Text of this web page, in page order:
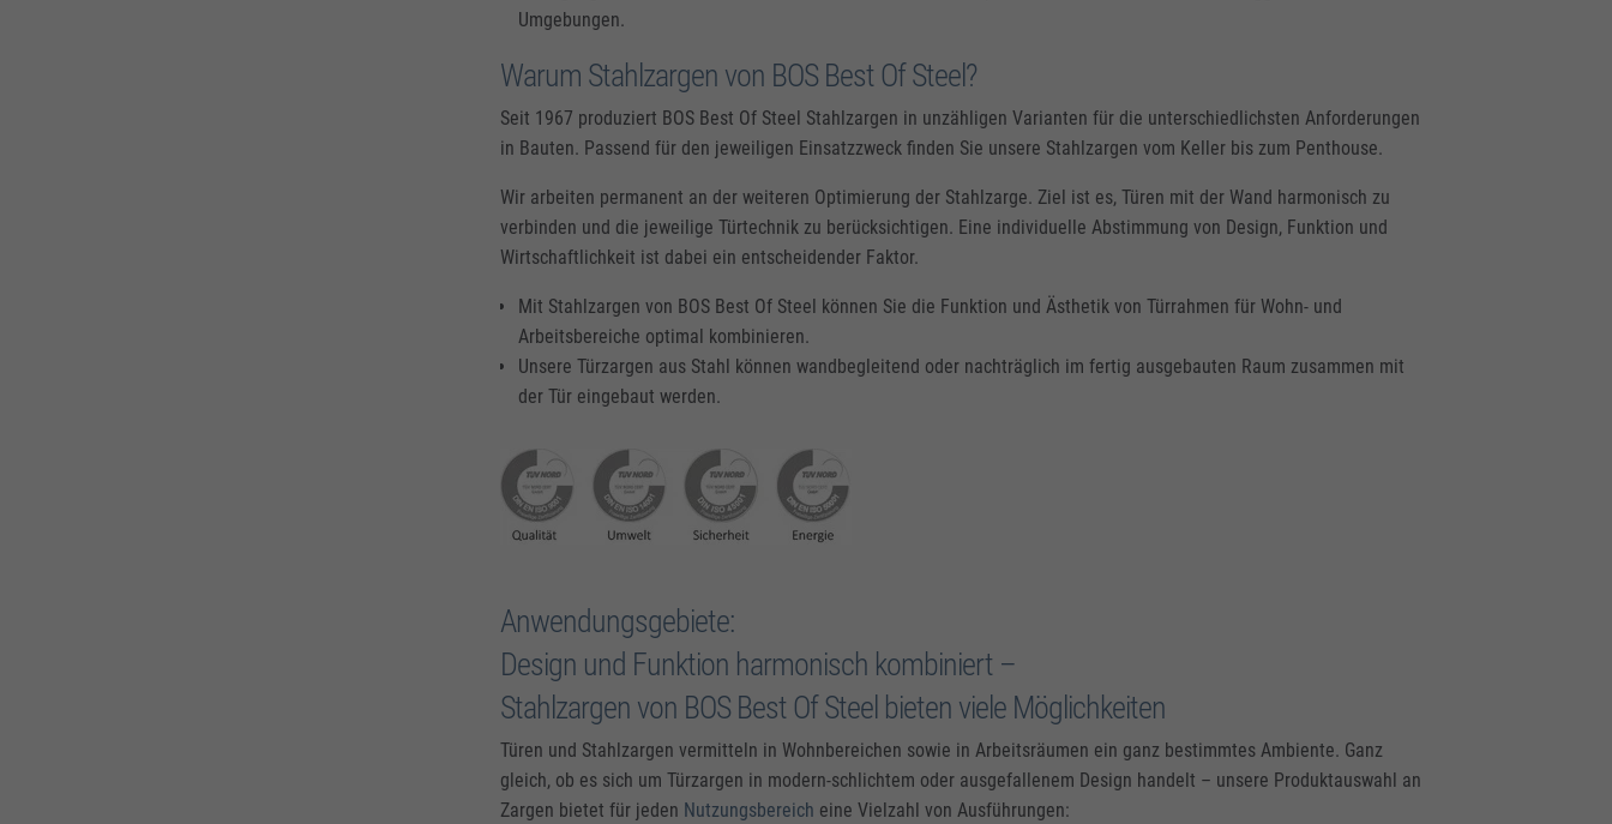
Umgebungen.
Warum Stahlzargen von BOS Best Of Steel?
Seit 1967 produziert BOS Best Of Steel Stahlzargen in unzähligen Varianten für die unterschiedlichsten Anforderungen
in Bauten. Passend für den jeweiligen Einsatzzweck finden Sie unsere Stahlzargen vom Keller bis zum Penthouse.
Wir arbeiten permanent an der weiteren Optimierung der Stahlzarge. Ziel ist es, Türen mit der Wand harmonisch zu
verbinden und die jeweilige Türtechnik zu berücksichtigen. Eine individuelle Abstimmung von Design, Funktion und
Wirtschaftlichkeit ist dabei ein entscheidender Faktor.
Mit Stahlzargen von BOS Best Of Steel können Sie die Funktion und Ästhetik von Türrahmen für Wohn- und
Arbeitsbereiche optimal kombinieren.
Unsere Türzargen aus Stahl können wandbegleitend oder nachträglich im fertig ausgebauten Raum zusammen mit
der Tür eingebaut werden.
Anwendungsgebiete:
Design und Funktion harmonisch kombiniert –
Stahlzargen von BOS Best Of Steel bieten viele Möglichkeiten
Türen und Stahlzargen vermitteln in Wohnbereichen sowie in Arbeitsräumen ein ganz bestimmtes Ambiente. Ganz
gleich, ob es sich um Türzargen in modern-schlichtem oder ausgefallenem Design handelt – unsere Produktauswahl an
Zargen bietet für jeden Nutzungsbereich eine Vielzahl von Ausführungen: